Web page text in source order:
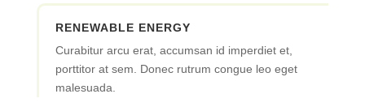
RENEWABLE ENERGY
Curabitur arcu erat, accumsan id imperdiet et,
porttitor at sem. Donec rutrum congue leo eget
malesuada.